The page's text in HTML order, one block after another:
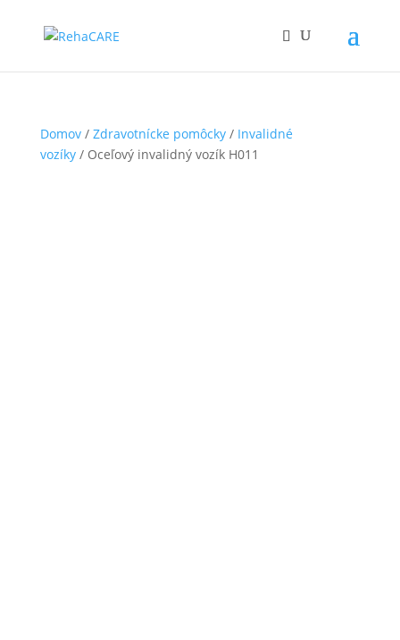
Domov/ Zdravotnícke pomôcky/ Invalidné
vozíky/ Oceľový invalidný vozík H011